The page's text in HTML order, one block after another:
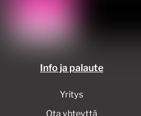
Info ja palaute
Yritys
Ota yhteyttä